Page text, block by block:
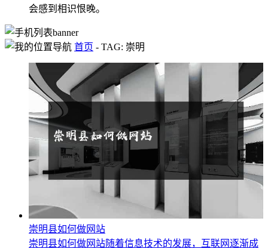
会感到相识恨晚。
首页 - TAG: 崇明
崇明县如何做网站
崇明县如何做网站随着信息技术的发展，互联网逐渐成